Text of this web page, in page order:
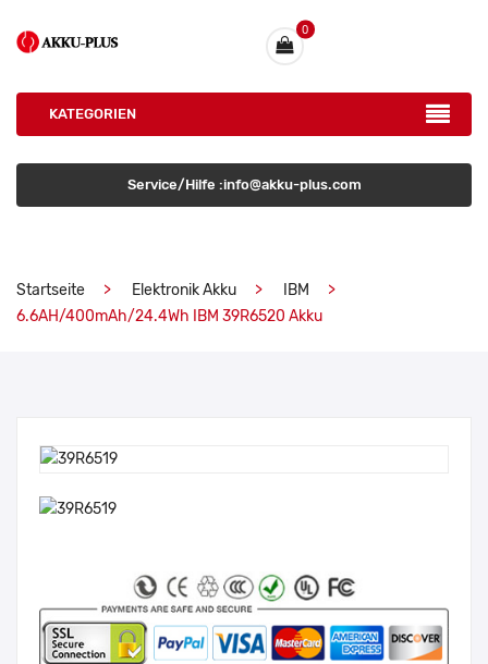
0
KATEGORIEN
Service/Hilfe :info@akku-plus.com
Startseite Elektronik Akku
IBM
6.6AH/400mAh/24.4Wh IBM 39R6520 Akku